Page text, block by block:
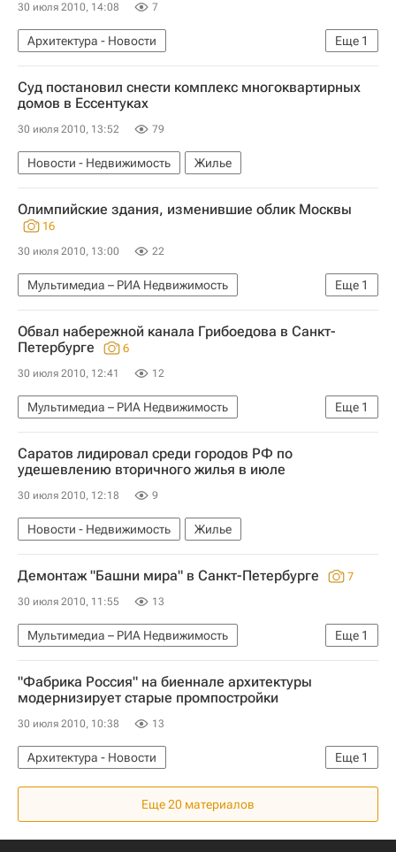
30 июля 2010, 14:08 7
Еще 1
Архитектура - Новости
Новости - Недвижимость
Суд постановил снести комплекс многоквартирных
домов в Ессентуках
30 июля 2010, 13:52 79
Новости - Недвижимость Жилье
Олимпийские здания, изменившие облик Москвы
16
30 июля 2010, 13:00 22
Еще 1
Мультимедиа – РИА Недвижимость
Мультимедиа
Обвал набережной канала Грибоедова в Санкт-
Петербурге
6
30 июля 2010, 12:41 12
Еще 1
Мультимедиа – РИА Недвижимость
Мультимедиа
Саратов лидировал среди городов РФ по
удешевлению вторичного жилья в июле
30 июля 2010, 12:18 9
Новости - Недвижимость Жилье
Демонтаж "Башни мира" в Санкт-Петербурге 7
30 июля 2010, 11:55 13
Еще 1
Мультимедиа – РИА Недвижимость
Мультимедиа
"Фабрика Россия" на биеннале архитектуры
модернизирует старые промпостройки
30 июля 2010, 10:38 13
Еще 1
Архитектура - Новости
Новости - Недвижимость
Еще 20 материалов